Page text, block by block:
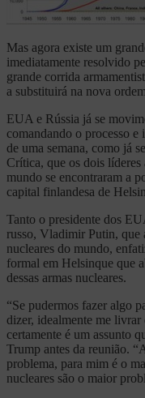
Mas agora existe um
imediatamente resolvido
grande corrida
a substituirá na nova
EUA e Rússia já se
comandando o processo e
de uma semana, como já
Crítica, que os dois líderes
mundo se encontraram a
capital finlandesa de
Tanto o presidente dos
russo, Vladimir Putin, que
nucleares do mundo,
formal em Helsinque que
dessas armas nucleares.
“Se pudermos fazer algo
dizer, idealmente me livrar
certamente é um assunto
Trump antes da reunião.
problema, para mim é o
nucleares são o maior